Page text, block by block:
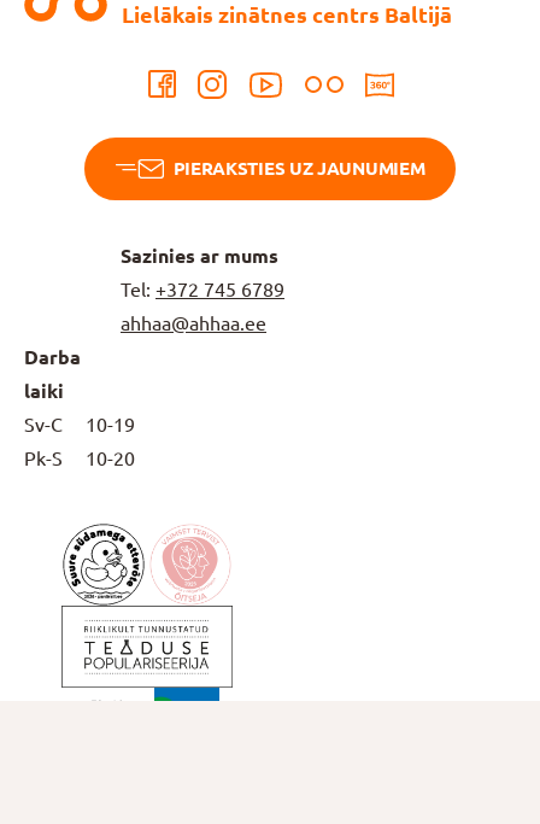
Lielākais zinātnes centrs Baltijā
PIERAKSTIES UZ JAUNUMIEM
Sazinies ar mums
Tel: +372 745 6789
ahhaa@ahhaa.ee
Darba
laiki
Sv-C
10-19
Pk-S
10-20